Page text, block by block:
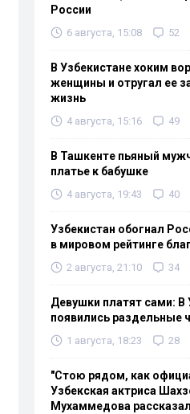
России
6 августа, 15:08 52
В Узбекистане хоким
женщины и отругал ее
жизнь
4 августа, 15:16 49
В Ташкенте пьяный
платье к бабушке
4 августа, 19:43 40
Узбекистан обогнал
в мировом рейтинге
2 августа, 21:10 34
Девушки платят сами: В
появились раздельные
1 августа, 18:23 28
"Стою рядом, как
Узбекская актриса
Мухаммедова